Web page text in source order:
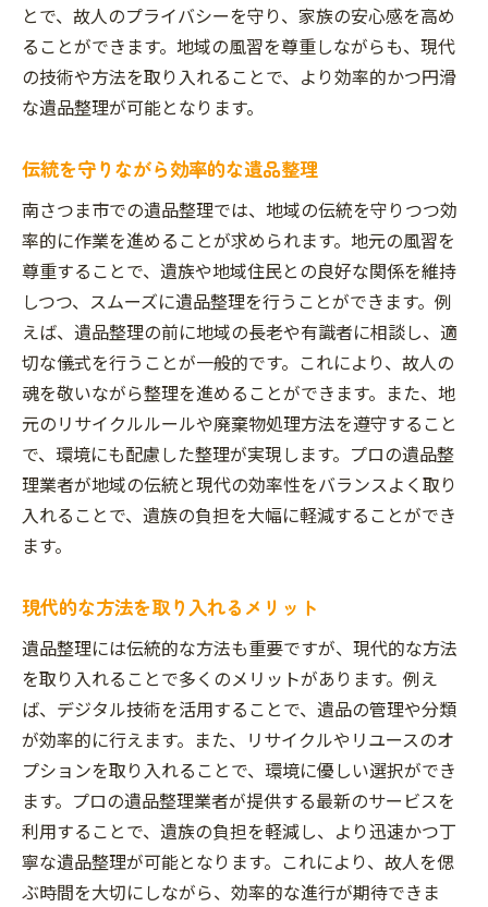
とで、故人のプライバシーを守り、家族の安心感を高め
ることができます。地域の風習を尊重しながらも、現代
の技術や方法を取り入れることで、より効率的かつ円滑
な遺品整理が可能となります。
伝統を守りながら効率的な遺品整理
南さつま市での遺品整理では、地域の伝統を守りつつ効
率的に作業を進めることが求められます。地元の風習を
尊重することで、遺族や地域住民との良好な関係を維持
しつつ、スムーズに遺品整理を行うことができます。例
えば、遺品整理の前に地域の長老や有識者に相談し、適
切な儀式を行うことが一般的です。これにより、故人の
魂を敬いながら整理を進めることができます。また、地
元のリサイクルルールや廃棄物処理方法を遵守すること
で、環境にも配慮した整理が実現します。プロの遺品整
理業者が地域の伝統と現代の効率性をバランスよく取り
入れることで、遺族の負担を大幅に軽減することができ
ます。
現代的な方法を取り入れるメリット
遺品整理には伝統的な方法も重要ですが、現代的な方法
を取り入れることで多くのメリットがあります。例え
ば、デジタル技術を活用することで、遺品の管理や分類
が効率的に行えます。また、リサイクルやリユースのオ
プションを取り入れることで、環境に優しい選択ができ
ます。プロの遺品整理業者が提供する最新のサービスを
利用することで、遺族の負担を軽減し、より迅速かつ丁
寧な遺品整理が可能となります。これにより、故人を偲
ぶ時間を大切にしながら、効率的な進行が期待できま